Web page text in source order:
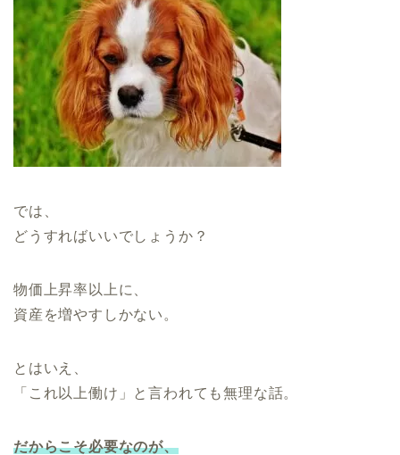
では、
どうすればいいでしょうか？
物価上昇率以上に、
資産を増やすしかない。
とはいえ、
「これ以上働け」と言われても無理な話。
だからこそ必要なのが、